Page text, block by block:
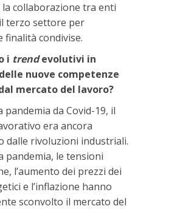
collaborazione tra enti
terzo settore per
finalità condivise.
i trendevolutivi in
nuove competenze
mercato del lavoro?
pandemia da Covid-19, il
era ancora
dalle rivoluzioni industriali.
pandemia, le tensioni
l’aumento dei prezzi dei
e l’inflazione hanno
sconvolto il mercato del